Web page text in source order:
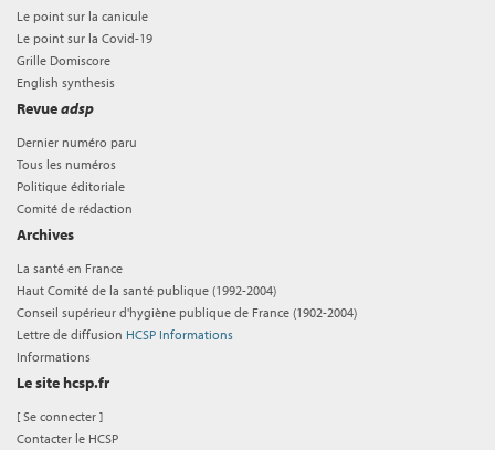
Le point sur la canicule
Le point sur la Covid-19
Grille Domiscore
English synthesis
Revueadsp
Dernier numéro paru
Tous les numéros
Politique éditoriale
Comité de rédaction
Archives
La santé en France
Haut Comité de la santé publique (1992-2004)
Conseil supérieur d'hygiène publique de France (1902-2004)
Lettre de diffusion HCSP Informations
Informations
Le site hcsp.fr
[Se connecter ]
Contacter le HCSP